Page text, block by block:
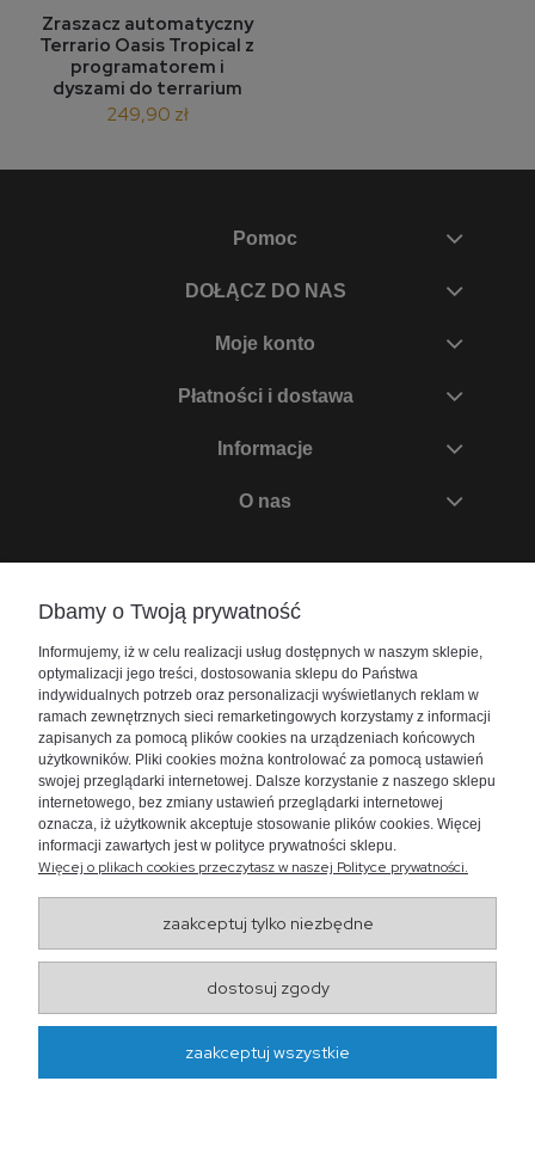
Zraszacz automatyczny
Terrario Oasis Tropical z
programatorem i
dyszami do terrarium
249,90 zł
Pomoc
DOŁĄCZ DO NAS
Moje konto
Płatności i dostawa
Informacje
O nas
+48 730 447 156
bok@akwarium24.pl
Wojewódzki Inspektorat
ul. Droga Męczenników Majdanka 50, 20-325 Lublin
http://www.wiw.lublin.pl/
Dbamy o Twoją prywatność
Informujemy, iż w celu realizacji usług dostępnych w naszym sklepie,
optymalizacji jego treści, dostosowania sklepu do Państwa
indywidualnych potrzeb oraz personalizacji wyświetlanych reklam w
ramach zewnętrznych sieci remarketingowych korzystamy z informacji
zapisanych za pomocą plików cookies na urządzeniach końcowych
użytkowników. Pliki cookies można kontrolować za pomocą ustawień
swojej przeglądarki internetowej. Dalsze korzystanie z naszego sklepu
internetowego, bez zmiany ustawień przeglądarki internetowej
oznacza, iż użytkownik akceptuje stosowanie plików cookies. Więcej
informacji zawartych jest w polityce prywatności sklepu.
Więcej o plikach cookies przeczytasz w naszej Polityce prywatności.
zaakceptuj tylko niezbędne
dostosuj zgody
zaakceptuj wszystkie